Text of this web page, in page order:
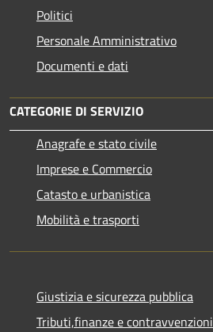
Politici
Personale Amministrativo
Documenti e dati
CATEGORIE DI SERVIZIO
Anagrafe e stato civile
Imprese e Commercio
Catasto e urbanistica
Mobilità e trasporti
Giustizia e sicurezza pubblica
Tributi,finanze e contravvenzioni